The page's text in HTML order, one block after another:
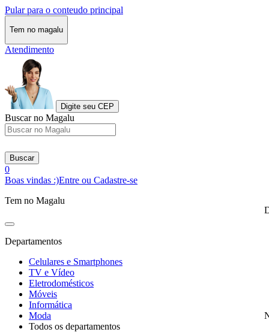
Pular para o conteudo principal
Tem no magalu
Atendimento
Digite seu CEP
Buscar no Magalu
Buscar
0
Boas vindas :)Entre ou Cadastre-se
Tem no Magalu
Departamentos
Celulares e Smartphones
TV e Vídeo
Eletrodomésticos
Móveis
Informática
Moda
Todos os departamentos